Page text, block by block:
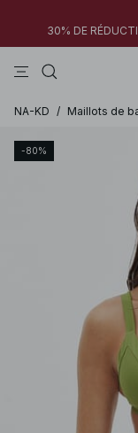
30% DE
NA-KD / Maillots de
-80%